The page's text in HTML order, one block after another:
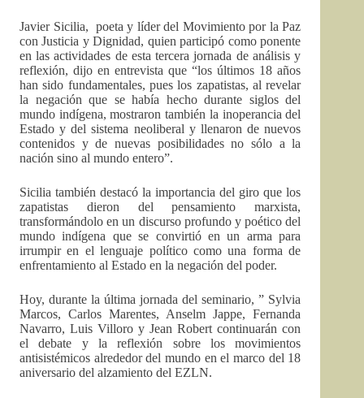
Javier Sicilia, poeta y líder del Movimiento por la Paz
con Justicia y Dignidad, quien participó como ponente
en las actividades de esta tercera jornada de análisis y
reflexión, dijo en entrevista que “los últimos 18 años
han sido fundamentales, pues los zapatistas, al revelar
la negación que se había hecho durante siglos del
mundo indígena, mostraron también la inoperancia del
Estado y del sistema neoliberal y llenaron de nuevos
contenidos y de nuevas posibilidades no sólo a la
nación sino al mundo entero”.
Sicilia también destacó la importancia del giro que los
zapatistas dieron del pensamiento marxista,
transformándolo en un discurso profundo y poético del
mundo indígena que se convirtió en un arma para
irrumpir en el lenguaje político como una forma de
enfrentamiento al Estado en la negación del poder.
Hoy, durante la última jornada del seminario, ” Sylvia
Marcos, Carlos Marentes, Anselm Jappe, Fernanda
Navarro, Luis Villoro y Jean Robert continuarán con
el debate y la reflexión sobre los movimientos
antisistémicos alrededor del mundo en el marco del 18
aniversario del alzamiento del EZLN.